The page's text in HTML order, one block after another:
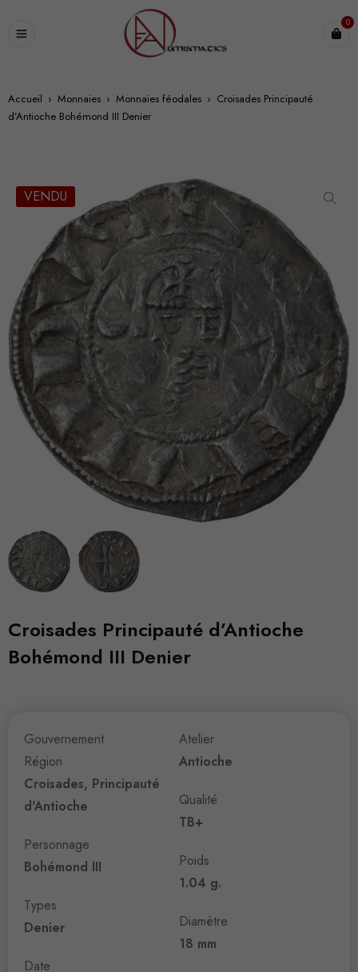
0
Accueil › Monnaies › Monnaies féodales › Croisades Principauté
d’Antioche Bohémond III Denier
VENDU
Croisades Principauté d’Antioche
Bohémond III Denier
Gouvernement
Région
Croisades, Principauté
d'Antioche
Personnage
Bohémond III
Types
Denier
Date
Atelier
Antioche
Qualité
TB+
Poids
1.04 g.
Diamètre
18 mm